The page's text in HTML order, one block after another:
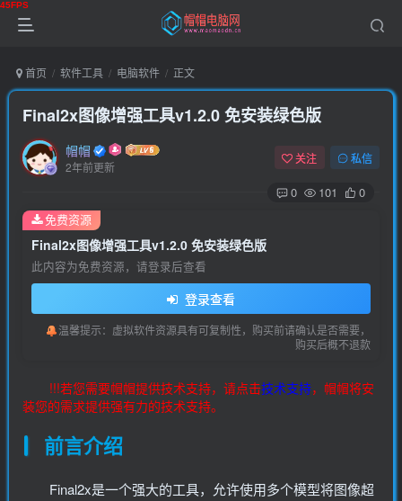
首页 软件工具 电脑软件 正文
Final2x图像增强工具v1.2.0 免安装绿色版
帽帽
2年前更新
关注 私信
0 101 0
Final2x图像增强工具v1.2.0 免安装绿色版
此内容为免费资源，请登录后查看
登录查看
温馨提示：虚拟软件资源具有可复制性，购买前请确认是否需要，
购买后概不退款
免费资源
!!!若您需要帽帽提供技术支持，请点击技术支持，帽帽将安
装您的需求提供强有力的技术支持。
前言介绍
Final2x是一个强大的工具，允许使用多个模型将图像超